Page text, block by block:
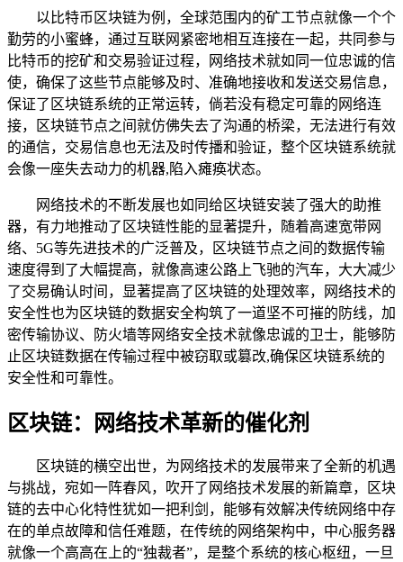
以比特币区块链为例，全球范围内的矿工节点就像一个个
勤劳的小蜜蜂，通过互联网紧密地相互连接在一起，共同参与
比特币的挖矿和交易验证过程，网络技术就如同一位忠诚的信
使，确保了这些节点能够及时、准确地接收和发送交易信息，
保证了区块链系统的正常运转，倘若没有稳定可靠的网络连
接，区块链节点之间就仿佛失去了沟通的桥梁，无法进行有效
的通信，交易信息也无法及时传播和验证，整个区块链系统就
会像一座失去动力的机器,陷入瘫痪状态。
网络技术的不断发展也如同给区块链安装了强大的助推
器，有力地推动了区块链性能的显著提升，随着高速宽带网
络、5G等先进技术的广泛普及，区块链节点之间的数据传输
速度得到了大幅提高，就像高速公路上飞驰的汽车，大大减少
了交易确认时间，显著提高了区块链的处理效率，网络技术的
安全性也为区块链的数据安全构筑了一道坚不可摧的防线，加
密传输协议、防火墙等网络安全技术就像忠诚的卫士，能够防
止区块链数据在传输过程中被窃取或篡改,确保区块链系统的
安全性和可靠性。
区块链：网络技术革新的催化剂
区块链的横空出世，为网络技术的发展带来了全新的机遇
与挑战，宛如一阵春风，吹开了网络技术发展的新篇章，区块
链的去中心化特性犹如一把利剑，能够有效解决传统网络中存
在的单点故障和信任难题，在传统的网络架构中，中心服务器
就像一个高高在上的“独裁者”，是整个系统的核心枢纽，一旦